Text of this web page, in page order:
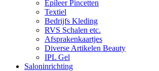
Epileer Pincetten
Textiel
Bedrijfs Kleding
RVS Schalen etc.
Afsprakenkaartjes
Diverse Artikelen Beauty
IPL Gel
Saloninrichting